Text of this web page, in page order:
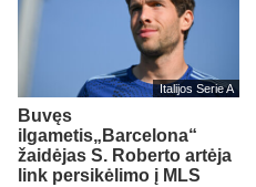
Italijos Serie A
Buvęs
ilgametis„Barcelona“
žaidėjas S. Roberto artėja
link persikėlimo į MLS